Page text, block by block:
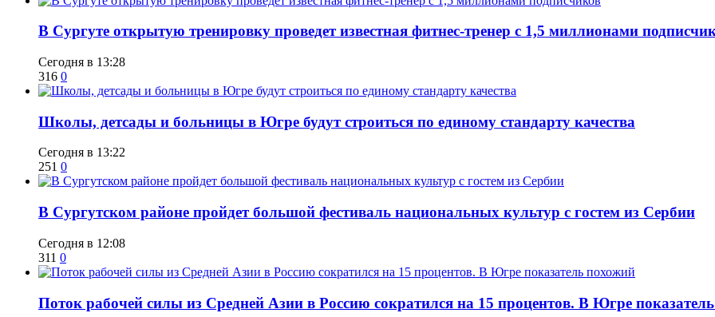
В Сургуте открытую тренировку проведет известная фитнес-тренер с 1,5 миллионами
Сегодня в 13:28
316 0
Школы, детсады и больницы в Югре будут строиться по единому стандарту качества
Сегодня в 13:22
251 0
В Сургутском районе пройдет большой фестиваль национальных культур с гостем из Сербии
Сегодня в 12:08
311 0
Поток рабочей силы из Средней Азии в Россию сократился на 15 процентов. В Югре